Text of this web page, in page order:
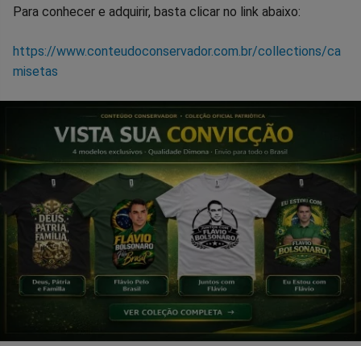
Para conhecer e adquirir, basta clicar no link abaixo:
https://www.conteudoconservador.com.br/collections/ca
misetas